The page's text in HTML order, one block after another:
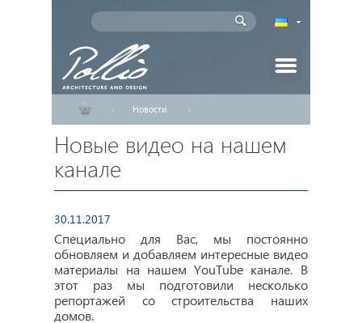
Главная
Проекты домов
Индивидуальное проектирование
Новости
Статьи
Партнеры
Новости
Новые видео на нашем
канале
30.11.2017
Специально для Вас, мы постоянно
обновляем и добавляем интересные видео
материалы на нашем YouTube канале. В
этот раз мы подготовили несколько
репортажей со строительства наших
домов.